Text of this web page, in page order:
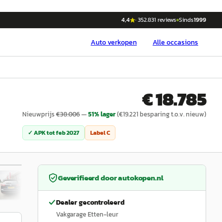
4,4 ·352.831 reviews Sinds1999
Autoverkopen Alle occasions
€ 18.785
Nieuwprijs€38.006—51% lager(€19.221besparing t.o.v. nieuw)
✓ APK totfeb 2027 LabelC
/31
Geverifieerd doorautokopen.nl
Dealer gecontroleerd
Vakgarage Etten-leur